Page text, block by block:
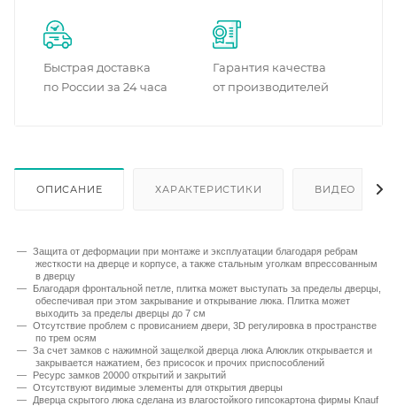
Быстрая доставка
по России за 24 часа
Гарантия качества
от производителей
ОПИСАНИЕ ХАРАКТЕРИСТИКИ ВИДЕО
Защита от деформации при монтаже и эксплуатации благодаря ребрам
жесткости на дверце и корпусе, а также стальным уголкам впрессованным
в дверцу
Благодаря фронтальной петле, плитка может выступать за пределы дверцы,
обеспечивая при этом закрывание и открывание люка. Плитка может
выходить за пределы дверцы до 7 см
Отсутствие проблем с провисанием двери, 3D регулировка в пространстве
по трем осям
За счет замков с нажимной защелкой дверца люка Алюклик открывается и
закрывается нажатием, без присосок и прочих приспособлений
Ресурс замков 20000 открытий и закрытий
Отсутствуют видимые элементы для открытия дверцы
Дверца скрытого люка сделана из влагостойкого гипсокартона фирмы Knauf